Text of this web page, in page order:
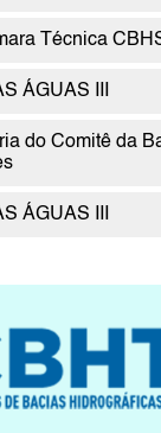
Técnica
ÁGUAS III
do Comitê da
ÁGUAS III